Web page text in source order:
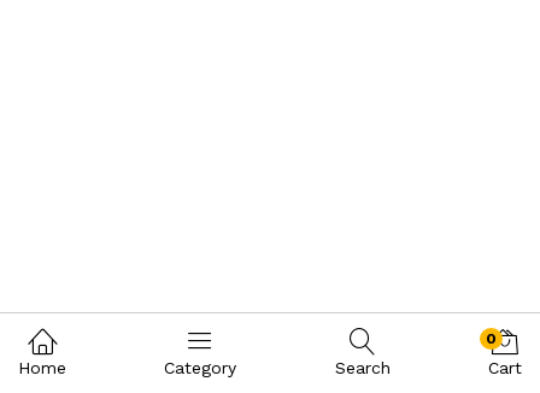
Home Category Search
0
Cart